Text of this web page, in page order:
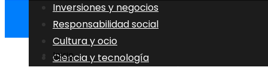
Inversiones y negocios
Responsabilidad social
Cultura y ocio
Ciencia y tecnología
Inicio